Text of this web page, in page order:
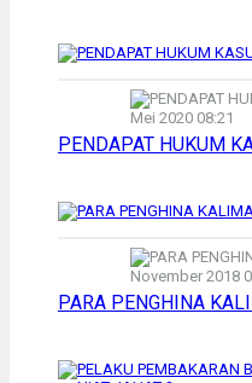
Mei 2020 08:21
PENDAPAT HUKUM
November 2018
PARA PENGHINA